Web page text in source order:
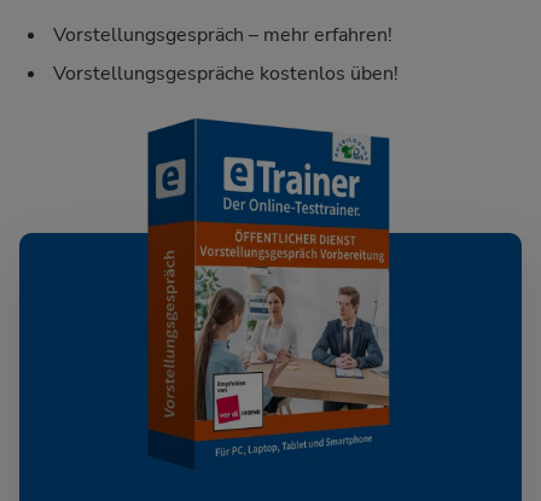
Vorstellungsgespräch – mehr erfahren!
Vorstellungsgespräche kostenlos üben!